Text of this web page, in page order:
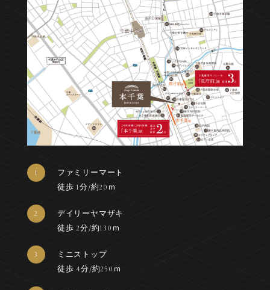
1
ファミリーマート
徒歩 1分/約20ｍ
2
デイリーヤマザキ
徒歩 2分/約130ｍ
3
ミニストップ
徒歩 4分/約250ｍ